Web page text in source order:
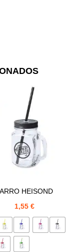
HEISOND
1,55 €